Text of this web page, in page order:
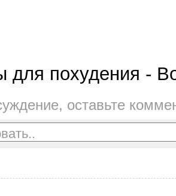
для похудения -
оставьте